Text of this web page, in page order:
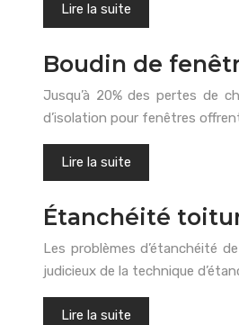
Lire la suite
Boudin de
Jusqu’à 20% des pertes de
d’isolation pour fenêtres
Lire la suite
Étanchéité
Les problèmes d’étanchéité
judicieux de la technique
Lire la suite